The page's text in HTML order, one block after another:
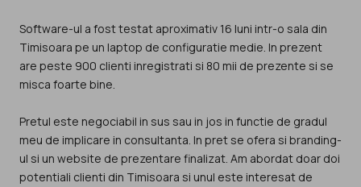
Software-ul a fost testat aproximativ 16 luni intr-o sala din
Timisoara pe un laptop de configuratie medie. In prezent
are peste 900 clienti inregistrati si 80 mii de prezente si se
misca foarte bine.
Pretul este negociabil in sus sau in jos in functie de gradul
meu de implicare in consultanta. In pret se ofera si branding-
ul si un website de prezentare finalizat. Am abordat doar doi
potentiali clienti din Timisoara si unul este interesat de